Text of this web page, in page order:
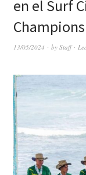
en el Surf
13/05/2024 by Staff